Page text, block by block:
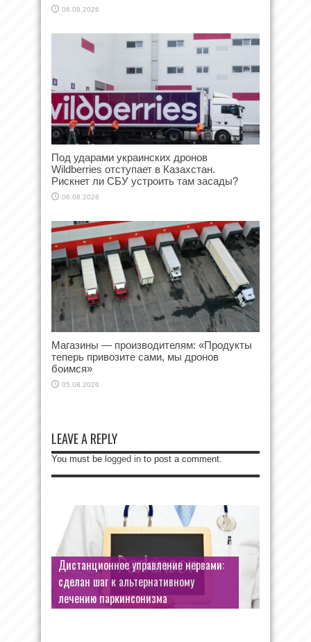
06.08.2026
Под ударами украинских дронов
Wildberries отступает в Казахстан.
Рискнет ли СБУ устроить там засады?
06.08.2026
Магазины — производителям: «Продукты
теперь привозите сами, мы дронов
боимся»
05.08.2026
LEAVE A REPLY
You must be logged in to post a comment.
Дистанционное управление нервами:
сделан шаг к альтернативному
лечению паркинсонизма